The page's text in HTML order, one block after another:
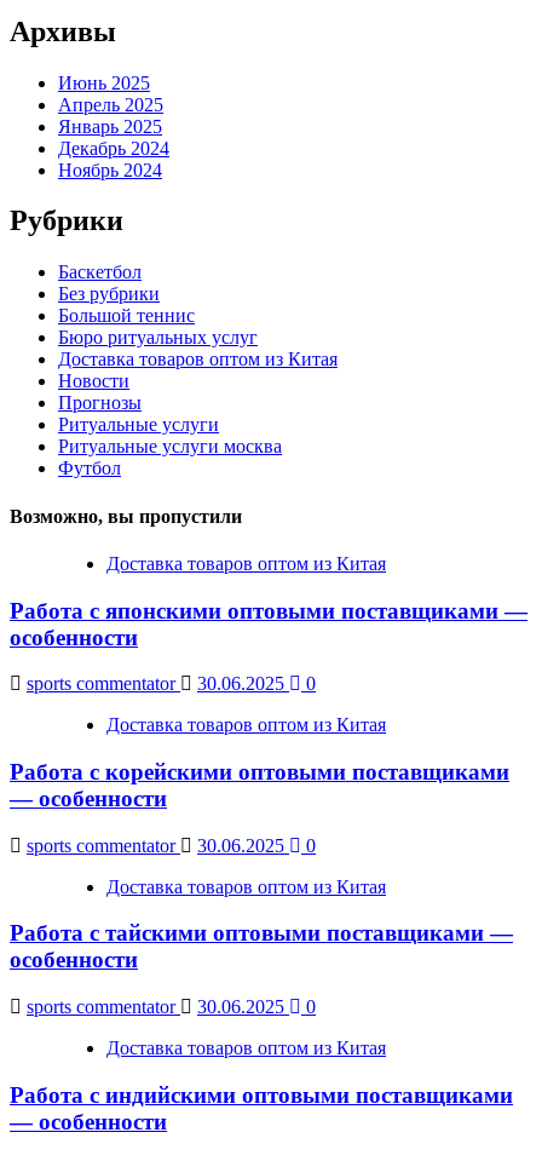
Архивы
Июнь 2025
Апрель 2025
Январь 2025
Декабрь 2024
Ноябрь 2024
Рубрики
Баскетбол
Без рубрики
Большой теннис
Бюро ритуальных услуг
Доставка товаров оптом из Китая
Новости
Прогнозы
Ритуальные услуги
Ритуальные услуги москва
Футбол
Возможно, вы пропустили
Доставка товаров оптом из Китая
Работа с японскими оптовыми поставщиками —
особенности
sports commentator 30.06.2025
0
Доставка товаров оптом из Китая
Работа с корейскими оптовыми поставщиками
— особенности
sports commentator 30.06.2025
0
Доставка товаров оптом из Китая
Работа с тайскими оптовыми поставщиками —
особенности
sports commentator 30.06.2025
0
Доставка товаров оптом из Китая
Работа с индийскими оптовыми поставщиками
— особенности